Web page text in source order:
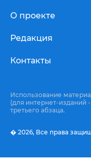
О проекте
Редакция
Контакты
Использование
(для интернет-изданий
третьего абзаца.
� 2026, Все права